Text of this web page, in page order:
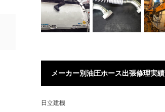
メーカー別油圧ホース出張修理実績
日立建機